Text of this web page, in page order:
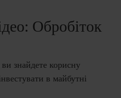
Обробіток
знайдете корисну
в майбутні